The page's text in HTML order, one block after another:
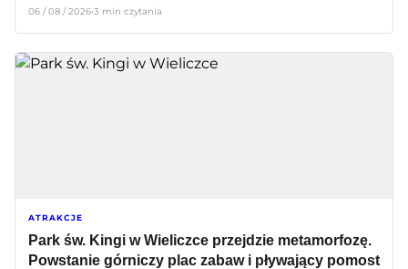
06 / 08 / 2026•3 min czytania
ATRAKCJE
Park św. Kingi w Wieliczce przejdzie metamorfozę.
Powstanie górniczy plac zabaw i pływający pomost